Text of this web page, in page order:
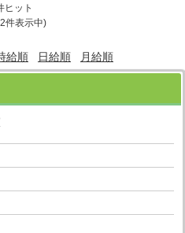
ヒット
件表示中)
給順 日給順 月給順